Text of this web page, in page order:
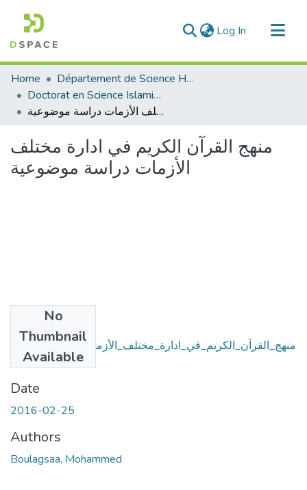
Log In (current)
Communities & Collections
All of DSpace
Statistics
Home
Département de Science Humaine
Doctorat en Science Islamique
منهج القرآن الكريم في ادارة مختلف الأزمات دراسة موضوعية
منهج القرآن الكريم في ادارة مختلف
الأزمات دراسة موضوعية
No
Thumbnail
Available
منهج_القرآن_الكريم_في_ادارة_مختلف_الأزمات_دراسة_موضوع
ية.pdf(14.38 MB)
Date
2016-02-25
Authors
Boulagsaa, Mohammed